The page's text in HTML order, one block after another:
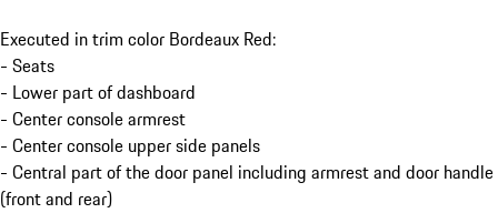
Executed in trim color Bordeaux Red:
- Seats
- Lower part of dashboard
- Center console armrest
- Center console upper side panels
- Central part of the door panel including armrest and door handle
(front and rear)